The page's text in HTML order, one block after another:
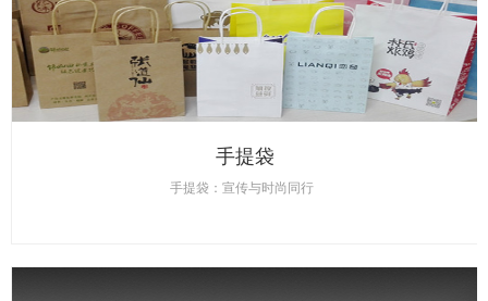
手提袋
手提袋：宣传与时尚同行